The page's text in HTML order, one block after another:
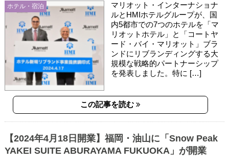
ホテル・宿泊
マリオット・インターナショナ
ルとHMIホテルグループが、国
内5都市での7つのホテルを「マ
リオットホテル」と「コートヤ
ード・バイ・マリオット」ブラ
ンドにリブランディングする大
規模な戦略的パートナーシップ
を発表しました。特に […]
この記事を読む
【2024年4月18日開業】福岡・油山に「Snow Peak
YAKEI SUITE ABURAYAMA FUKUOKA」が開業